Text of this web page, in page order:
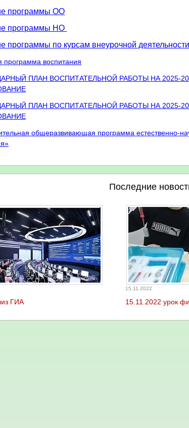
программы ОО
программы НО
программы по курсам внеурочной деятельности
программа воспитания
ПЛАН ВОСПИТАТЕЛЬНОЙ РАБОТЫ НА 2025-
ПЛАН ВОСПИТАТЕЛЬНОЙ РАБОТЫ НА 2025-
общеразвивающая программа естественно-
Последние
ГИА
15.11.2022
15.11.2022 урок